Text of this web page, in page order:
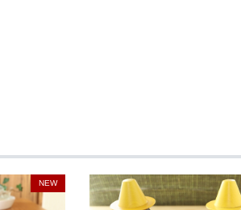
NEW